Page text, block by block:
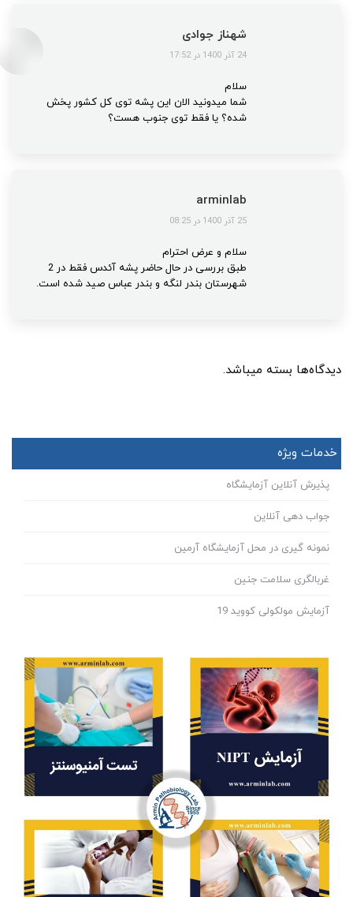
شهناز جوادی
گفت:
24 آذر 1400 در 17:52
سلام
شما میدونید الان این پشه توی کل کشور پخش
شده؟ یا فقط توی جنوب هست؟
arminlab
گفت:
25 آذر 1400 در 08:25
سلام و عرض احترام
طبق بررسی در حال حاضر پشه آئدس فقط در 2
شهرستان بندر لنگه و بندر عباس صید شده است.
دیدگاه‌ها بسته میباشد.
خدمات ویژه
پذیرش آنلاین آزمایشگاه
جواب دهی آنلاین
نمونه گیری در محل آزمایشگاه آرمین
غربالگری سلامت جنین
آزمایش مولکولی کووید 19